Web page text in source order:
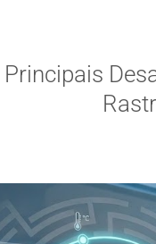
Principais